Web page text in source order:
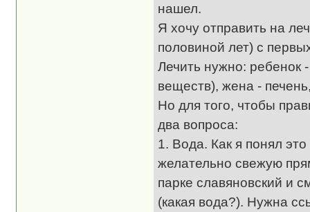
нашел.
Я хочу отправить на
половиной лет) с
Лечить нужно: ребенок
веществ), жена -
Но для того, чтобы
два вопроса:
1. Вода. Как я понял
желательно свежую
парке славяновский и
(какая вода?). Нужна